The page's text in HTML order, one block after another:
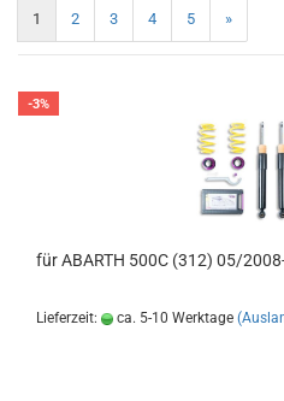
1 2 3 4 5 »
-3%
für ABARTH 500C (312) 05/
Lieferzeit: ca. 5-10 Werktage